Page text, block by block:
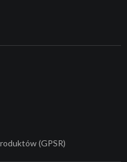
(GPSR)